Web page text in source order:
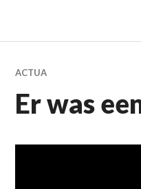
inhoud
ACTUA
Er was